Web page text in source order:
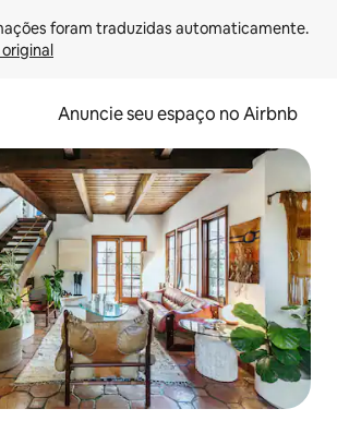
Anuncie seu espaço no Airbnb